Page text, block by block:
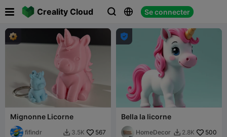
Creality Cloud   Se connecter
 
Mignonne Licorne
fifindr  3.5K 567

Bella la licorne
HomeDecor  2.8K 500